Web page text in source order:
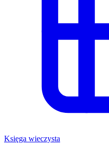
Księga wieczysta